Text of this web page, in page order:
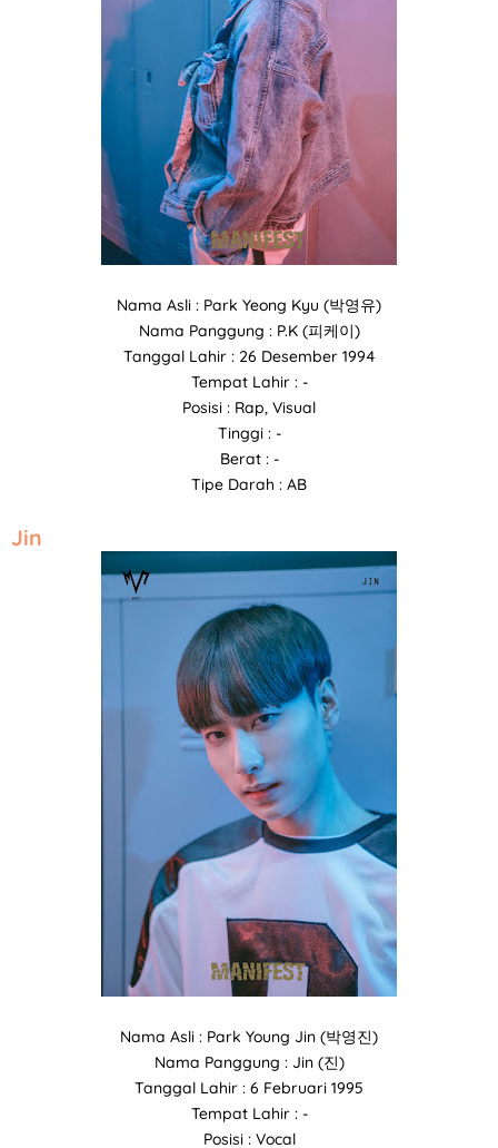
Nama Asli : Park Yeong Kyu (박영유)
Nama Panggung : P.K (피케이)
Tanggal Lahir : 26 Desember 1994
Tempat Lahir : -
Posisi : Rap, Visual
Tinggi : -
Berat : -
Tipe Darah : AB
Jin
Nama Asli : Park Young Jin (박영진)
Nama Panggung : Jin (진)
Tanggal Lahir : 6 Februari 1995
Tempat Lahir : -
Posisi : Vocal